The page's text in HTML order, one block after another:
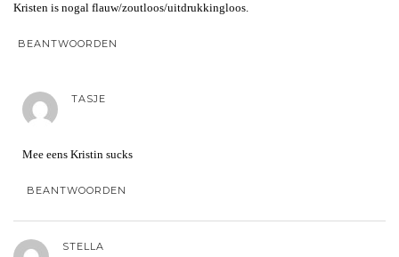
Kristen is nogal flauw/zoutloos/uitdrukkingloos.
BEANTWOORDEN
TASJE
Mee eens Kristin sucks
BEANTWOORDEN
STELLA